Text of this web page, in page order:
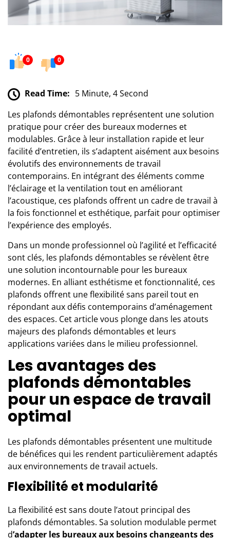
0 0
Read Time: 5 Minute, 4 Second
Les plafonds démontables représentent une solution
pratique pour créer des bureaux modernes et
modulables. Grâce à leur installation rapide et leur
facilité d’entretien, ils s’adaptent aisément aux besoins
évolutifs des environnements de travail
contemporains. En intégrant des éléments comme
l’éclairage et la ventilation tout en améliorant
l’acoustique, ces plafonds offrent un cadre de travail à
la fois fonctionnel et esthétique, parfait pour optimiser
l’expérience des employés.
Dans un monde professionnel où l’agilité et l’efficacité
sont clés, les plafonds démontables se révèlent être
une solution incontournable pour les bureaux
modernes. En alliant esthétisme et fonctionnalité, ces
plafonds offrent une flexibilité sans pareil tout en
répondant aux défis contemporains d’aménagement
des espaces. Cet article vous plonge dans les atouts
majeurs des plafonds démontables et leurs
applications variées dans le milieu professionnel.
Les avantages des
plafonds démontables
pour un espace de travail
optimal
Les plafonds démontables présentent une multitude
de bénéfices qui les rendent particulièrement adaptés
aux environnements de travail actuels.
Flexibilité et modularité
La flexibilité est sans doute l’atout principal des
plafonds démontables. Sa solution modulable permet
d’adapter les bureaux aux besoins changeants des